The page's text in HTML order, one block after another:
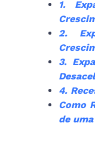
1.
2.
3.
4.
Como
de